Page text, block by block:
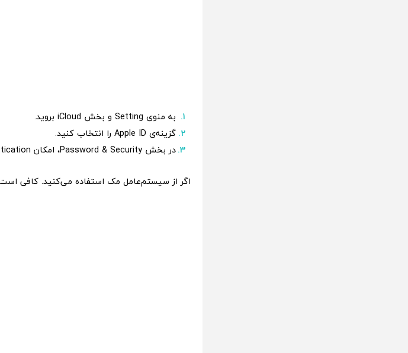
به منوی Setting و بخش iCloud بروید.
گزینه‌ی Apple ID را انتخاب کنید.
در بخش Password & Security، امکان Turn on Two-Factor Authentication را فعال کنید.
اگر از سیستم‌عامل مک استفاده می‌کنید. کافی است